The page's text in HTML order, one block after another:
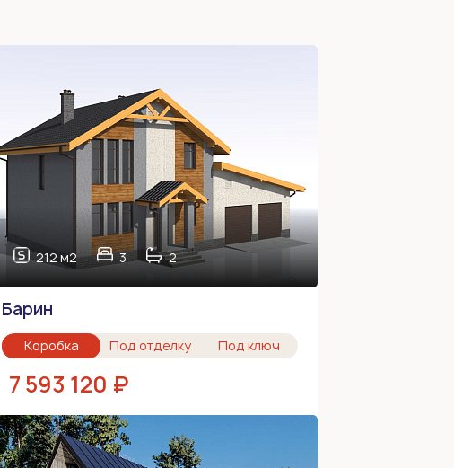
212 м2 3 2
Барин
Коробка Под отделку Под ключ
7 593 120 ₽